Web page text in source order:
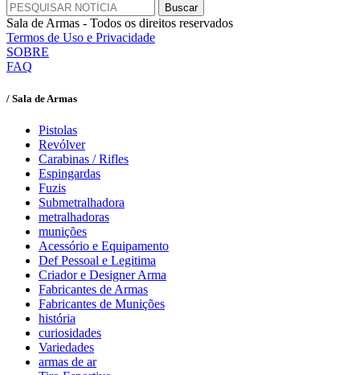
Sala de Armas - Todos os direitos reservados
Termos de Uso e Privacidade
SOBRE
FAQ
/ Sala de Armas
Pistolas
Revólver
Carabinas / Rifles
Espingardas
Fuzis
Submetralhadora
metralhadoras
munições
Acessório e Equipamento
Def Pessoal e Legitima
Criador e Designer Arma
Fabricantes de Armas
Fabricantes de Munições
história
curiosidades
Variedades
armas de ar